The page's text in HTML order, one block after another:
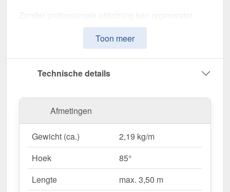
ongecontroleerd binnendringen, met langdurige
schade aan de dakstructuur en gevel tot gevolg. Dit
stabiliseren. Het maakt indruk met zijn eenvoudige
Gemaakt vanStaalmet een
mm, biedt dit zetwerk een hoge stabiliteit. Delengte
van max. 3,50 m
kunt u deze gemakkelijk aan uw
coatingin Chroomoxydegroen (RAL 6020)
het materiaal permanent beschermd tegen corrosie.
Toon meer
Technische details
Afmetingen
Gewicht (ca.)
2,19 kg/m
Hoek
85°
Lengte
max. 3,50 m